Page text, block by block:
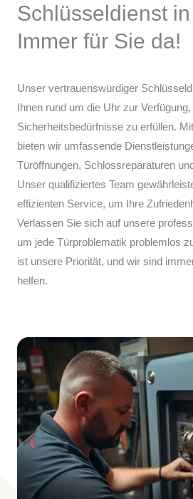
Schlüsseldienst
Immer für Sie da!
Unser vertrauenswürdiger
Ihnen rund um die Uhr zur
Sicherheitsbedürfnisse zu erfüllen.
bieten wir umfassende
Türöffnungen, Schlossreparaturen
Unser qualifiziertes Team
effizienten Service, um Ihre
Verlassen Sie sich auf unsere
um jede Türproblematik problemlos
ist unsere Priorität, und wir sind
helfen.